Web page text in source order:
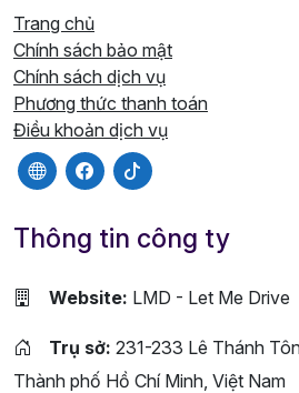
Trang chủ
Chính sách bảo mật
Chính sách dịch vụ
Phương thức thanh toán
Điều khoản dịch vụ
Thông tin công ty
Website: LMD - Let Me Drive
Trụ sở: 231-233 Lê Thánh
Thành phố Hồ Chí Minh, Việt Nam